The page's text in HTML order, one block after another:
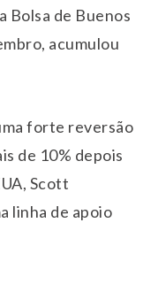
Bolsa de Buenos
acumulou
forte reversão
de 10% depois
Scott
linha de apoio